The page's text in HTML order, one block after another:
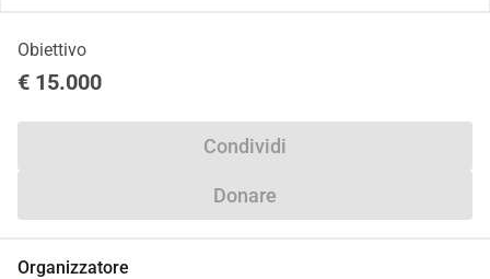
Obiettivo
€ 15.000
Condividi
Donare
Organizzatore